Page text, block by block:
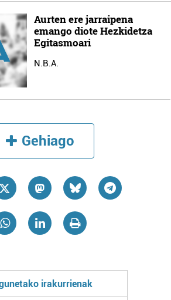
Aurten ere jarraipena
emango diote Hezkidetza
Egitasmoari
N.B.A.
Gehiago
irakurrienak